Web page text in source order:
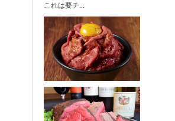
これは要チ...